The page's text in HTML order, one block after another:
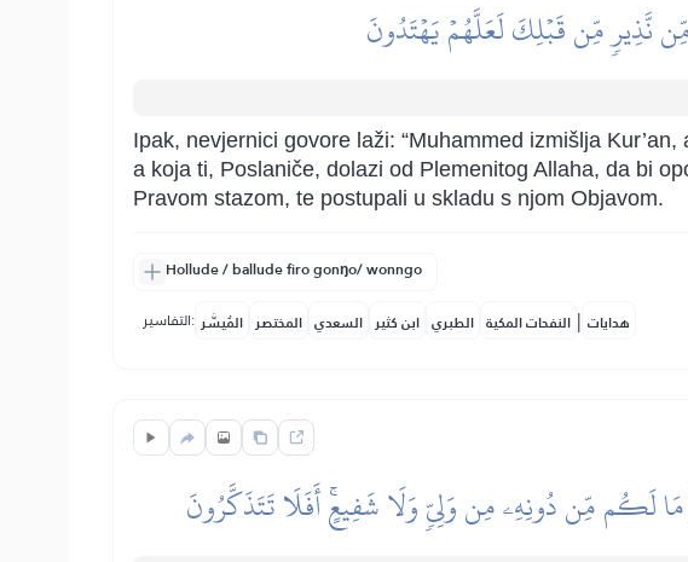
نَّذِيرٖ مِّن قَبۡلِكَ لَعَلَّهُمۡ يَهۡتَدُونَ
Ipak, nevjernici govore laži: “Muhammed izmišlja
a koja ti, Poslaniče, dolazi od Plemenitog Allaha, da bi
Pravom stazom, te postupali u skladu s njom Objavom.
Hollude / ballude firo gonŋo/ wonngo
التفاسير: المُيسَّر المختصر السعدي ابن كثير الطبري النفحات المكية | هدايات
لَكُم مِّن دُونِهِۦ مِن وَلِيّٖ وَلَا شَفِيعٍۚ أَفَلَا تَتَذَكَّرُونَ